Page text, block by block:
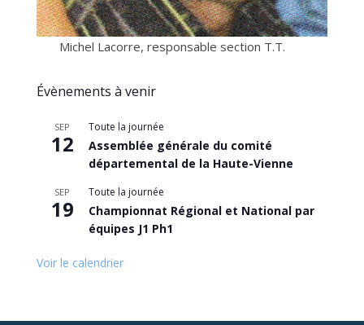
Michel Lacorre, responsable section T.T.
Évènements à venir
SEP
12
Toute la journée
Assemblée générale du comité
départemental de la Haute-Vienne
SEP
19
Toute la journée
Championnat Régional et National par
équipes J1 Ph1
Voir le calendrier